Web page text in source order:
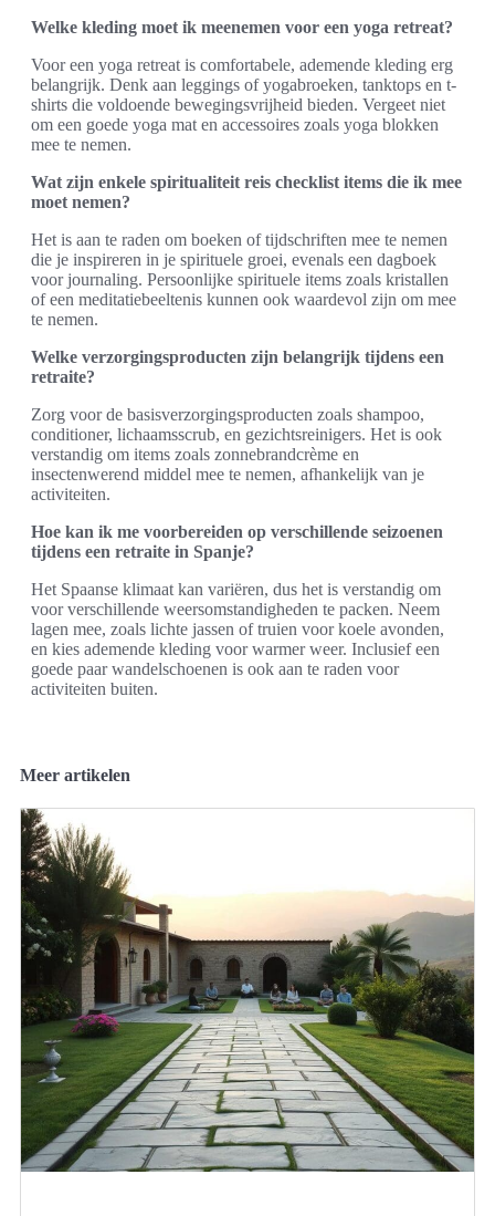
Welke kleding moet ik meenemen voor een yoga retreat?
Voor een yoga retreat is comfortabele, ademende kleding erg
belangrijk. Denk aan leggings of yogabroeken, tanktops en t-
shirts die voldoende bewegingsvrijheid bieden. Vergeet niet
om een goede yoga mat en accessoires zoals yoga blokken
mee te nemen.
Wat zijn enkele spiritualiteit reis checklist items die ik mee
moet nemen?
Het is aan te raden om boeken of tijdschriften mee te nemen
die je inspireren in je spirituele groei, evenals een dagboek
voor journaling. Persoonlijke spirituele items zoals kristallen
of een meditatiebeeltenis kunnen ook waardevol zijn om mee
te nemen.
Welke verzorgingsproducten zijn belangrijk tijdens een
retraite?
Zorg voor de basisverzorgingsproducten zoals shampoo,
conditioner, lichaamsscrub, en gezichtsreinigers. Het is ook
verstandig om items zoals zonnebrandcrème en
insectenwerend middel mee te nemen, afhankelijk van je
activiteiten.
Hoe kan ik me voorbereiden op verschillende seizoenen
tijdens een retraite in Spanje?
Het Spaanse klimaat kan variëren, dus het is verstandig om
voor verschillende weersomstandigheden te packen. Neem
lagen mee, zoals lichte jassen of truien voor koele avonden,
en kies ademende kleding voor warmer weer. Inclusief een
goede paar wandelschoenen is ook aan te raden voor
activiteiten buiten.
Meer artikelen